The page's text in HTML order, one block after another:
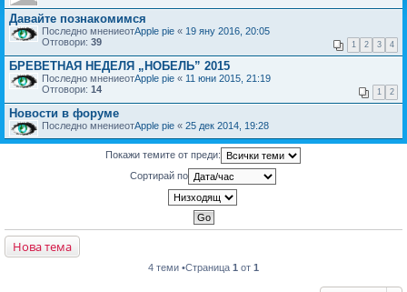
Давайте познакомимся
Последно мнениеотApple pie « 19 яну 2016, 20:05
Отговори: 39 1 2 3 4
БРЕВЕТНАЯ НЕДЕЛЯ „НОБЕЛЬ” 2015
Последно мнениеотApple pie « 11 юни 2015, 21:19
Отговори: 14 1 2
Новости в форуме
Последно мнениеотApple pie « 25 дек 2014, 19:28
Покажи темите от преди:
Сортирай по
Нова тема
4 теми •Страница 1 от 1